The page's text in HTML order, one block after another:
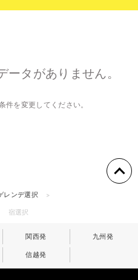
タがありません。
件を変更してください。
レンデ選択
宿選択
関西発 九州発
信越発